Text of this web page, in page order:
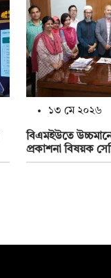
১৩ মে ২০২৬
বিএমইউতে
প্রকাশনা বিষয়ক